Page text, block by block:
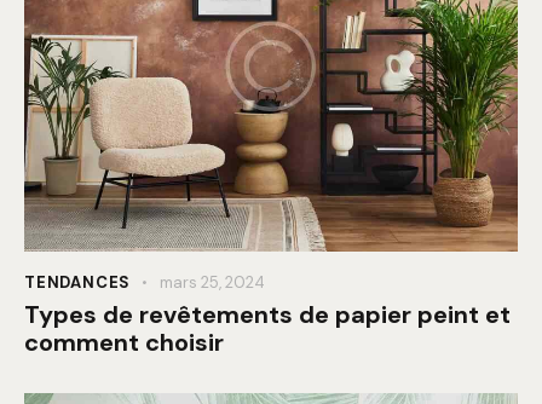
TENDANCES mars 25, 2024
Types de revêtements de papier peint et
comment choisir